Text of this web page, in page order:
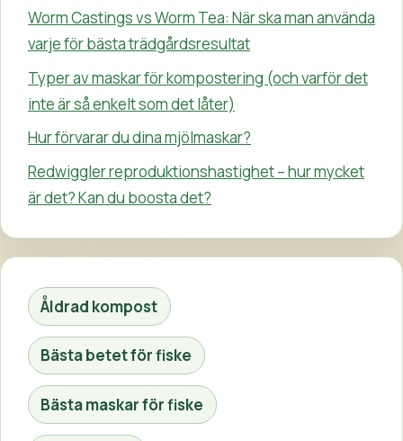
Worm Castings vs Worm Tea: När ska man använda
varje för bästa trädgårdsresultat
Typer av maskar för kompostering (och varför det
inte är så enkelt som det låter)
Hur förvarar du dina mjölmaskar?
Redwiggler reproduktionshastighet – hur mycket
är det? Kan du boosta det?
Åldrad kompost
Bästa betet för fiske
Bästa maskar för fiske